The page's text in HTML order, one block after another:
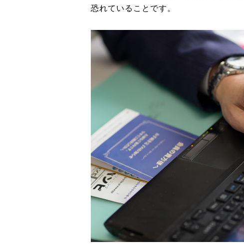
恐れていることです。